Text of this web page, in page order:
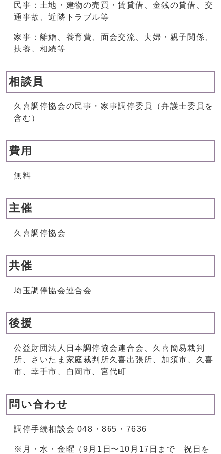
民事：土地・建物の売買・賃貸借、金銭の貸借、交
通事故、近隣トラブル等
家事：離婚、養育費、面会交流、夫婦・親子関係、
扶養、相続等
相談員
久喜調停協会の民事・家事調停委員（弁護士委員を
含む）
費用
無料
主催
久喜調停協会
共催
埼玉調停協会連合会
後援
公益財団法人日本調停協会連合会、久喜簡易裁判
所、さいたま家庭裁判所久喜出張所、加須市、久喜
市、幸手市、白岡市、宮代町
問い合わせ
調停手続相談会 048・865・7636
※月・水・金曜（9月1日〜10月17日まで 祝日を